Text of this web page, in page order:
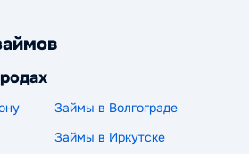
Займы в Волгограде
Займы в Иркутске